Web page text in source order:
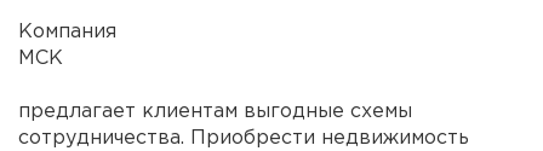
Компания
МСК
предлагает клиентам выгодные схемы
сотрудничества. Приобрести недвижимость